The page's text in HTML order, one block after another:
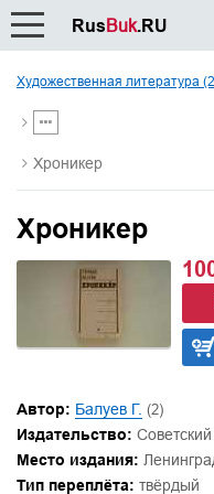
Художественная литература
Хроникер
Хроникер
Автор: Балуев Г. (2)
Издательство:
Место издания:
Тип переплёта: твёрдый
RusBuk.RU